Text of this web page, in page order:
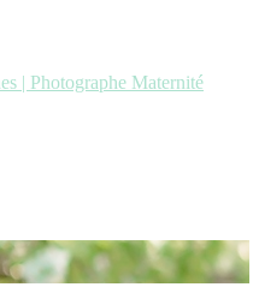
| Photographe Maternité